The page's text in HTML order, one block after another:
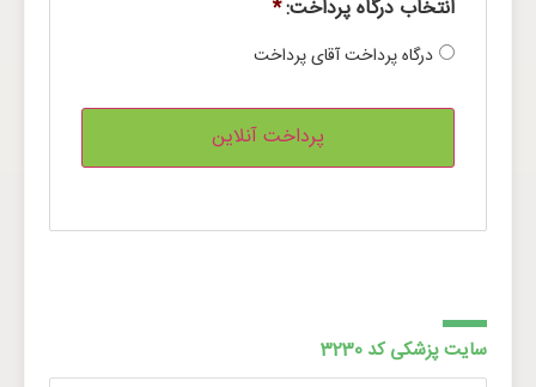
انتخاب درگاه پرداخت:*
درگاه پرداخت آقای پرداخت
سایت پزشکی کد 3230